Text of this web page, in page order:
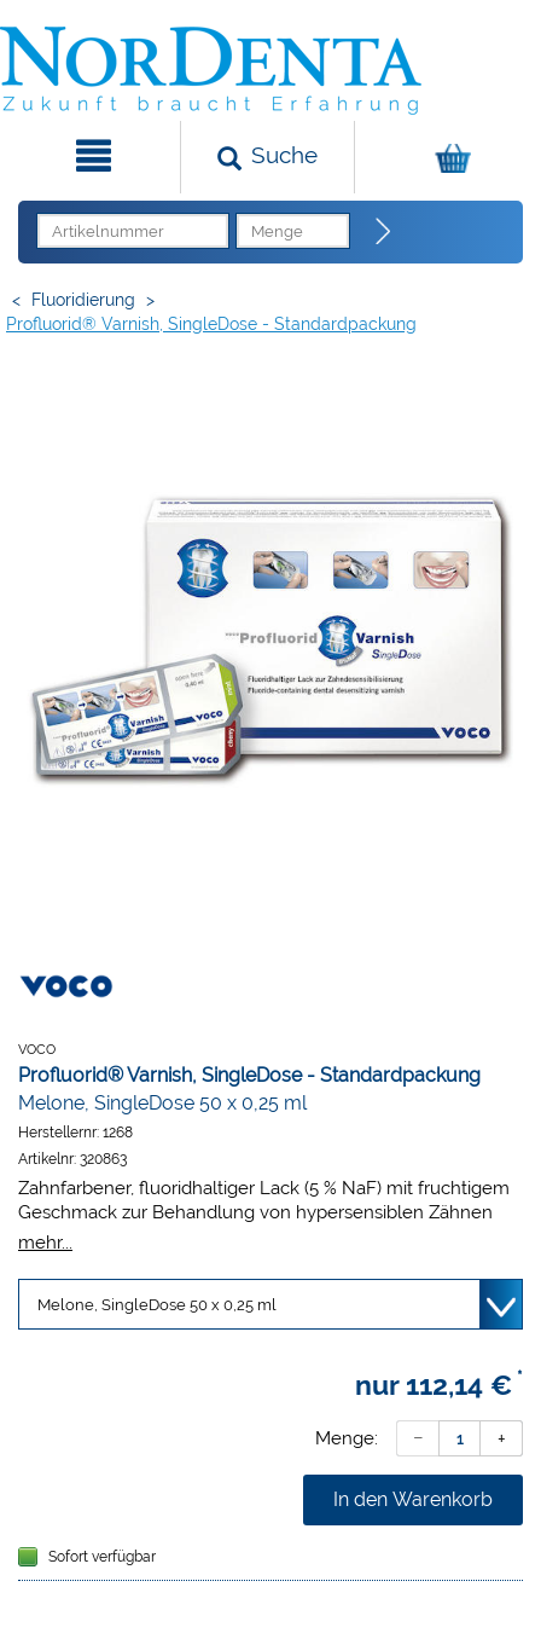
Suche
< Fluoridierung
>
Profluorid® Varnish, SingleDose - Standardpackung
VOCO
Profluorid® Varnish, SingleDose - Standardpackung
Melone, SingleDose 50 x 0,25 ml
Herstellernr: 1268
Artikelnr: 320863
Zahnfarbener, fluoridhaltiger Lack (5 % NaF) mit fruchtigem
Geschmack zur Behandlung von hypersensiblen Zähnen
und zur Versiegelung der Dentintubuli. Ebenfalls zur
Zahnsteinentfernung geeignet. Dünn aufzutragen und
dadurch ergiebig. Hält auch auf feuchten Oberflächen.
mehr...
nur 112,14 € *
Menge:
In den Warenkorb
Sofort verfügbar